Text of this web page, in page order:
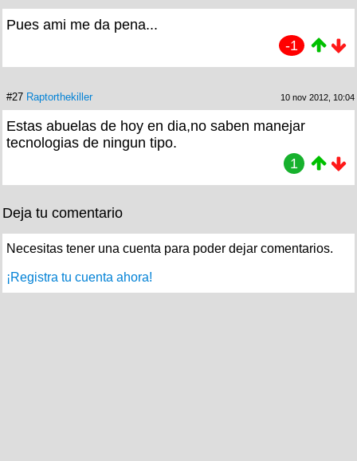
Pues ami me da pena...
-1
#27 Raptorthekiller 10 nov 2012, 10:04
Estas abuelas de hoy en dia,no saben manejar
tecnologias de ningun tipo.
1
Deja tu comentario
Necesitas tener una cuenta para poder dejar comentarios.
¡Registra tu cuenta ahora!